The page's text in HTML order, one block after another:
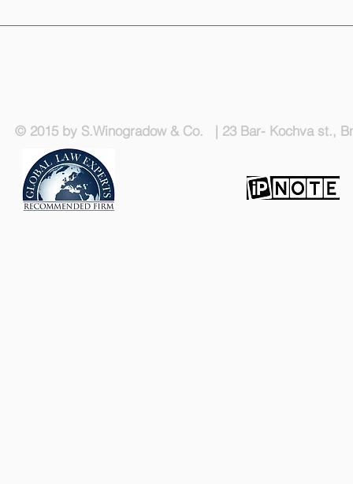
© 2015 by S.Winogradow & Co. | 23 Bar- Kochva st.,